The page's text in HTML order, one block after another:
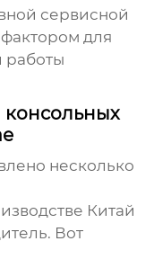
сервисной
для
работы
несколько
Китай
. Вот